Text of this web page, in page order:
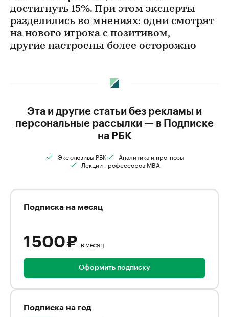
достигнуть 15%. При этом эксперты
разделились во мнениях: одни смотрят
на нового игрока с позитивом,
другие настроены более осторожно
Эта и другие статьи без рекламы и
персональные рассылки — в Подписке
на РБК
Эксклюзивы РБК
Аналитика и прогнозы
Лекции профессоров MBA
Подписка на месяц
1 500 ₽ в месяц
Оформить подписку
Подписка на год